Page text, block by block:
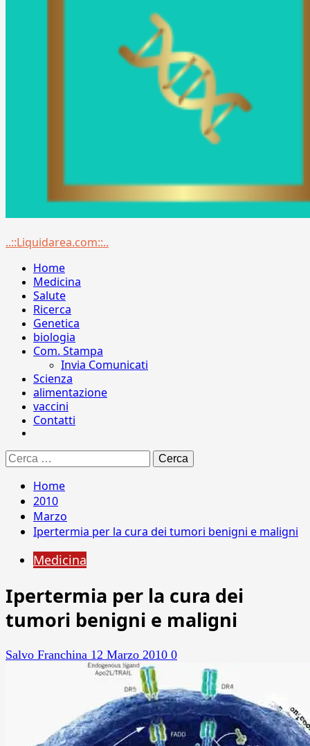
Menu
..::Liquidarea.com::..
Home
Medicina
Salute
Ricerca
Genetica
biologia
Com. Stampa
Invia Comunicati
Scienza
alimentazione
vaccini
Contatti
Ricerca
per:
Home
2010
Marzo
Ipertermia per la cura dei tumori benigni e maligni
Medicina
Ipertermia per la cura dei
tumori benigni e maligni
Salvo Franchina 12 Marzo 2010 0